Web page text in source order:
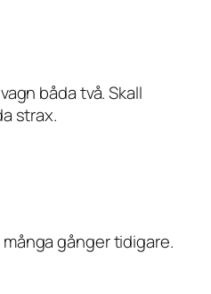
båda två. Skall
strax.
gånger tidigare.